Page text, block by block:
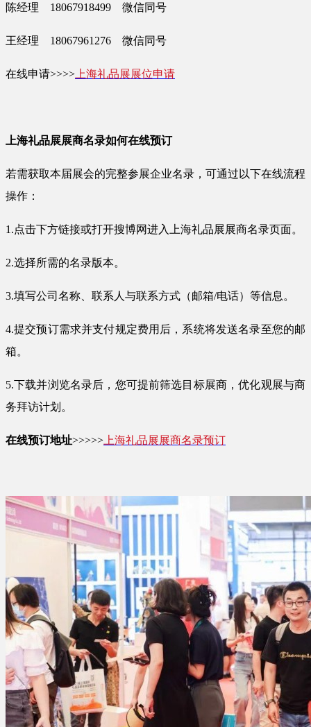
陈经理 18067918499 微信同号
王经理 18067961276 微信同号
在线申请>>>> 上海礼品展展位申请
上海礼品展展商名录如何在线预订
若需获取本届展会的完整参展企业名录，可通过以下在线流程
操作：
1.点击下方链接或打开搜博网进入上海礼品展展商名录页面。
2.选择所需的名录版本。
3.填写公司名称、联系人与联系方式（邮箱/电话）等信息。
4.提交预订需求并支付规定费用后，系统将发送名录至您的邮
箱。
5.下载并浏览名录后，您可提前筛选目标展商，优化观展与商
务拜访计划。
在线预订地址>>>>> 上海礼品展展商名录预订